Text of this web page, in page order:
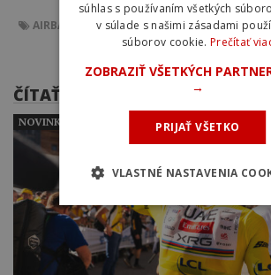
AIRBAG BEZPEČNOSŤ UCI STEFAN KÜNG
ČÍTAŤ ĎALEJ
NOVINKY
súhlas s používaním všetkých
v súlade s našimi zásadami
súborov cookie. Prečítať
ZOBRAZIŤ VŠETKÝCH
→
PRIJAŤ VŠETKO
VLASTNÉ NASTAVENIA